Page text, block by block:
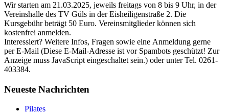
Wir starten am 21.03.2025, jeweils freitags von 8 bis 9 Uhr, in der
Vereinshalle des TV Güls in der Eisheiligenstraße 2. Die
Kursgebühr beträgt 50 Euro. Vereinsmitglieder können sich
kostenfrei anmelden.
Interessiert? Weitere Infos, Fragen sowie eine Anmeldung gerne
per E-Mail (Diese E-Mail-Adresse ist vor Spambots geschützt! Zur
Anzeige muss JavaScript eingeschaltet sein.) oder unter Tel. 0261-
403384.
Neueste Nachrichten
Pilates